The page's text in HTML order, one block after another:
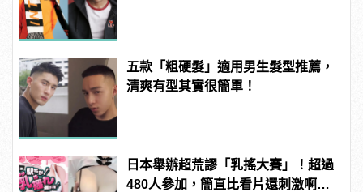
五款「粗硬髮」適用男生髮型推薦，
清爽有型其實很簡單！
日本舉辦超荒謬「乳搖大賽」！超過
480人參加，簡直比看片還刺激啊！ |